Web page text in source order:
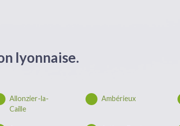
lyonnaise.
Allonzier-la-
Caille
Ambérieux